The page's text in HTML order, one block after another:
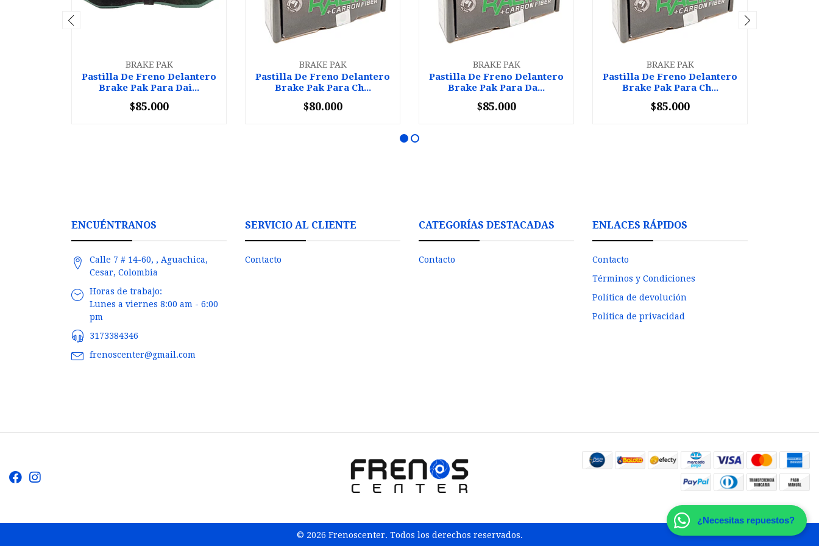
BRAKE PAK
Pastilla De Freno Delantero
Brake Pak Para Dai...
+
$85.000
BRAKE PAK
Pastilla De Freno Delantero
Brake Pak Para Ch...
+
$80.000
BRAKE PAK
Pastilla De Freno Delantero
Brake Pak Para Da...
+
$85.000
BRAKE PAK
Pastilla De Freno Delantero
Brake Pak Para Ch...
+
$85.000
ENCUÉNTRANOS
Calle 7 # 14-60, , Aguachica,
Cesar, Colombia
Horas de trabajo:
Lunes a viernes 8:00 am - 6:00
pm
3173384346
frenoscenter@gmail.com
SERVICIO AL CLIENTE
Contacto
CATEGORÍAS DESTACADAS
Contacto
ENLACES RÁPIDOS
Contacto
Términos y Condiciones
Política de devolución
Política de privacidad
© 2026 Frenoscenter. Todos los derechos reservados.
¿Necesitas repuestos?